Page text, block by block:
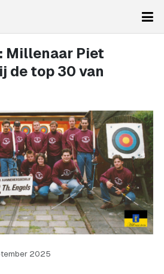
Millenaar Piet
de top 30 van
2025